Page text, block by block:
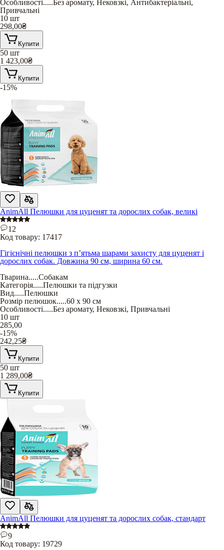
Особливості..... Без аромату, Нековзкі, Антибактеріальні,
Привчальні
10 шт
298,00₴
Купити
50 шт
1 423,00₴
Купити
-15%
AnimAll Пелюшки для цуценят та дорослих собак, великі
12
Код товару: 17417
Гігієнічні пелюшки з п’ятьма шарами захисту для цуценят і
дорослих собак. Довжина 90 см, ширина 60 см.
Тварина.....Собакам
Категорія.....Пелюшки та підгузки
Вид.....Пелюшки
Розмір пелюшок.....60 х 90 см
Особливості.....Без аромату, Нековзкі, Привчальні
10 шт
285,00
-15%
242,25₴
Купити
50 шт
1 289,00₴
Купити
AnimAll Пелюшки для цуценят та дорослих собак, стандарт
9
Код товару: 19729